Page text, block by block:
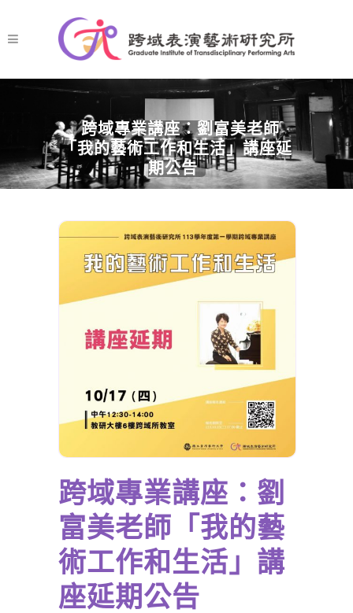
跨域專業講座：劉富美老師
「我的藝術工作和生活」講座延
期公告
跨域專業講座：劉
富美老師「我的藝
術工作和生活」講
座延期公告